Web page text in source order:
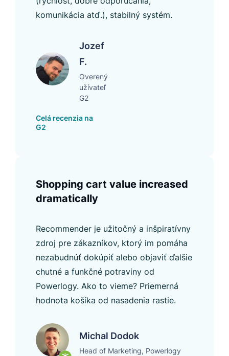
komunikácia atď.), stabilný systém.
Jozef
F.
Overený
užívateľ
G2
Celá recenzia na
G2
Shopping cart value increased
dramatically
Recommender je užitočný a inšpiratívny
zdroj pre zákazníkov, ktorý im pomáha
nezabudnúť dokúpiť alebo objaviť ďalšie
chutné a funkčné potraviny od
Powerlogy. Ako to vieme? Priemerná
hodnota košíka od nasadenia rastie.
Michal Dodok
Head of Marketing, Powerlogy